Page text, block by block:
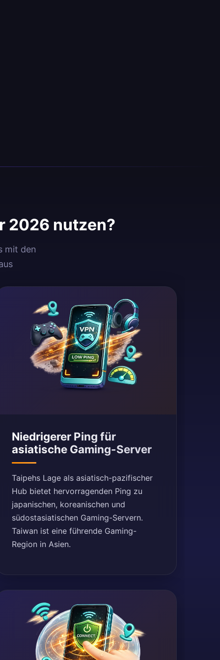
2026 nutzen?
mit den
Niedrigerer Ping für
asiatische Gaming-Server
Taipehs Lage als asiatisch-pazifischer
Hub bietet hervorragenden Ping zu
japanischen, koreanischen und
südostasiatischen Gaming-Servern.
Taiwan ist eine führende Gaming-
Region in Asien.